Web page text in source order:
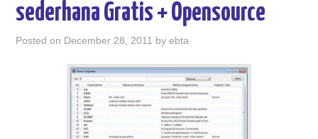
sederhana Gratis + Opensource
Posted on December 28, 2011 byebta